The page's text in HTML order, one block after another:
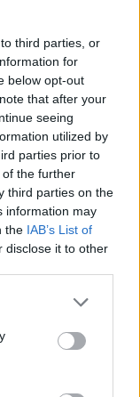
third parties, or
for
below opt-out
that after your
seeing
utilized by
parties prior to
the further
third parties on the
information may
the IAB’s List of
disclose it to other
ενημέρωση
στους
ιδιαίτερα
διευθύνσεις), η
των
επιθέσεων
τέτοια
και
διαθέσιμες στο